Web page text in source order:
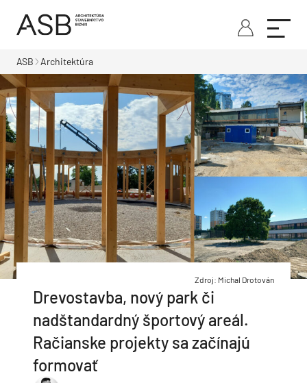
ASB Architektúra
Zdroj: Michal Drotován
Drevostavba, nový park či
nadštandardný športový areál.
Račianske projekty sa začínajú
formovať